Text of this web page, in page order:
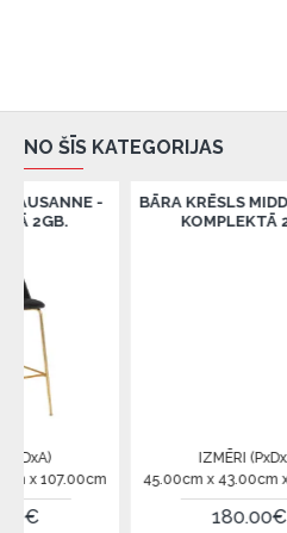
NO ŠĪS KATEGORIJAS
-
BĀRA KRĒSLS MIDDELFART -
KOMPLEKTĀ 2GB.
IZMĒRI (PxDxA)
45.00cm x 43.00cm x 88.00cm
180.00€